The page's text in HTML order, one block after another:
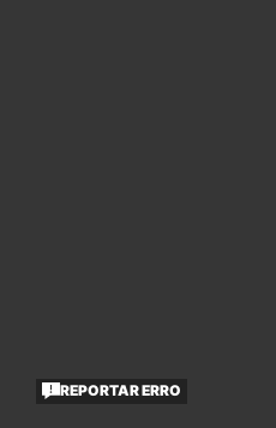
REPORTAR ERRO